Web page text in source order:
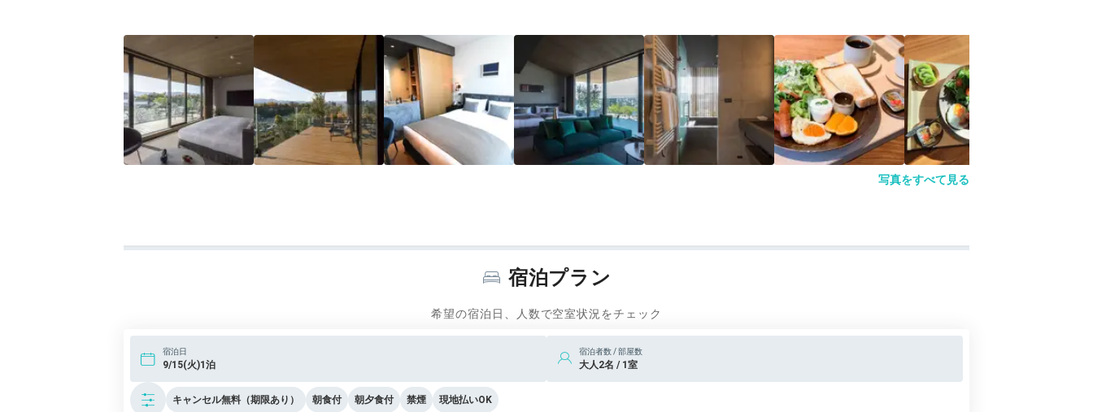
写真をすべて見る
宿泊プラン
希望の宿泊日、人数で空室状況をチェック
宿泊日
9/15(火)1泊
宿泊者数 / 部屋数
大人2名 / 1室
キャンセル無料（期限あり） 朝食付 朝夕食付 禁煙 現地払いOK